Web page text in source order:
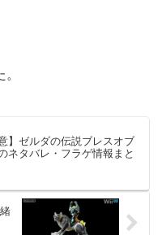
】ゼルダの伝説ブレスオブ
ネタバレ・フラゲ情報まと